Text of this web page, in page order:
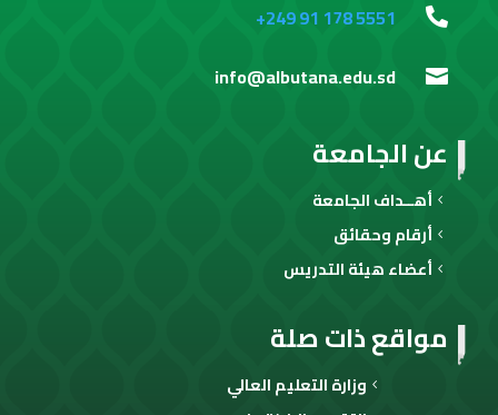
مواقع ذات صلة
وزارة التعليم العالي
عن الجامعة
أهــداف الجامعة
أرقام وحقائق
أعضاء هيئة التدريس

+249 91 178 5551

info@albutana.edu.sd